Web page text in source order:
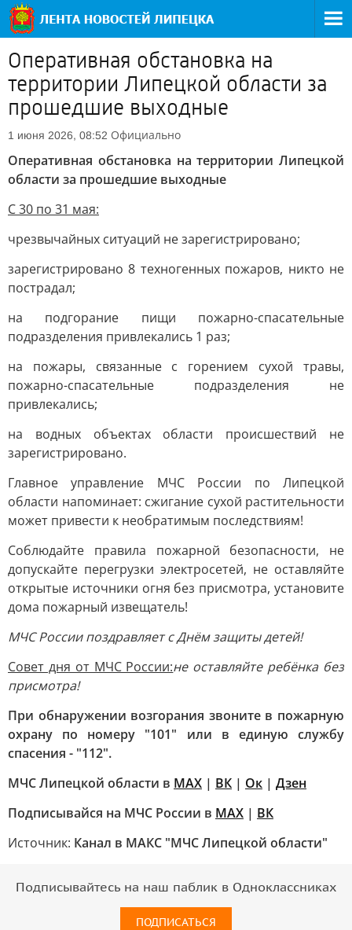
Оперативная обстановка на
территории Липецкой области за
прошедшие выходные
1 июня 2026, 08:52 Официально
Оперативная обстановка на территории Липецкой
области за прошедшие выходные
С 30 по 31 мая:
чрезвычайных ситуаций не зарегистрировано;
зарегистрировано 8 техногенных пожаров, никто не
пострадал;
на подгорание пищи пожарно-спасательные
подразделения привлекались 1 раз;
на пожары, связанные с горением сухой травы,
пожарно-спасательные подразделения не
привлекались;
на водных объектах области происшествий не
зарегистрировано.
Главное управление МЧС России по Липецкой
области напоминает: сжигание сухой растительности
может привести к необратимым последствиям!
Соблюдайте правила пожарной безопасности, не
допускайте перегрузки электросетей, не оставляйте
открытые источники огня без присмотра, установите
дома пожарный извещатель!
МЧС России поздравляет с Днём защиты детей!
Совет дня от МЧС России:не оставляйте ребёнка без
присмотра!
При обнаружении возгорания звоните в пожарную
охрану по номеру "101" или в единую службу
спасения - "112".
МЧС Липецкой области в МАХ | ВК | Ок | Дзен
Подписывайся на МЧС России в MAX | ВК
Источник: Канал в МАКС "МЧС Липецкой области"
Подписывайтесь на наш паблик в Одноклассниках
ПОДПИСАТЬСЯ